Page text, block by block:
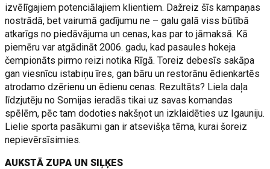
izvēlīgajiem potenciālajiem klientiem. Dažreiz šīs kampaņas
nostrādā, bet vairumā gadījumu ne – galu galā viss būtībā
atkarīgs no piedāvājuma un cenas, kas par to jāmaksā. Kā
piemēru var atgādināt 2006. gadu, kad pasaules hokeja
čempionāts pirmo reizi notika Rīgā. Toreiz debesīs sakāpa
gan viesnīcu istabiņu īres, gan bāru un restorānu ēdienkartēs
atrodamo dzērienu un ēdienu cenas. Rezultāts? Liela daļa
līdzjutēju no Somijas ieradās tikai uz savas komandas
spēlēm, pēc tam dodoties nakšņot un izklaidēties uz Igauniju.
Lielie sporta pasākumi gan ir atsevišķa tēma, kurai šoreiz
nepievērsīsimies.
AUKSTĀ ZUPA UN SIĻĶES